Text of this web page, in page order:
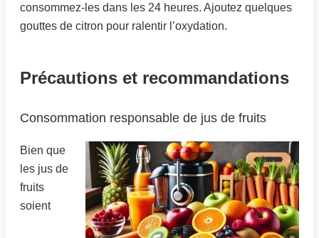
consommez-les dans les 24 heures. Ajoutez quelques
gouttes de citron pour ralentir l’oxydation.
Précautions et recommandations
Consommation responsable de jus de fruits
Bien que
les jus de
fruits
soient